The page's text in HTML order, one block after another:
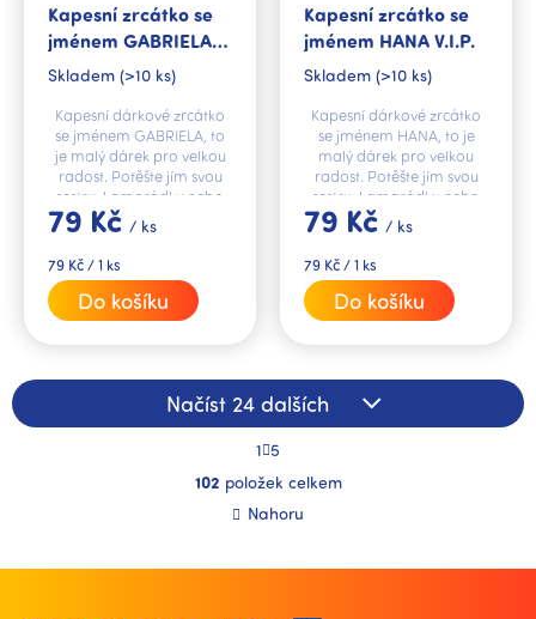
Kapesní zrcátko se
jménem GABRIELA
V.I.P.
Skladem (>10 ks)
79 Kč / ks
Měrná
cena:
79 Kč / 1 ks
Do košíku
Kapesní dárkové zrcátko
se jménem GABRIELA, to
je malý dárek pro velkou
radost. Potěšte jím svou
sestru, kamarádku nebo
kolegyni.
Kapesní zrcátko se
jménem HANA V.I.P.
Skladem (>10 ks)
79 Kč / ks
Měrná
cena:
79 Kč / 1 ks
Do košíku
Kapesní dárkové zrcátko
se jménem HANA, to je
malý dárek pro velkou
radost. Potěšte jím svou
sestru, kamarádku nebo
kolegyni.
O
v
l
Načíst 24 dalších
t
r
n
1 5
102 položek celkem
Nahoru